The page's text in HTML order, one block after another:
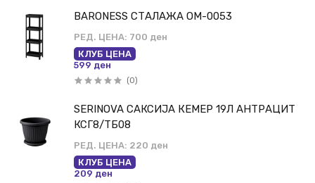
BARONESS СТАЛАЖА ОМ-0053
РЕД. ЦЕНА: 700 ден
КЛУБ ЦЕНА
599 ден
(0)
SERINOVA САКСИЈА КЕМЕР 19Л АНТРАЦИТ
КСГ8/ТБ08
РЕД. ЦЕНА: 220 ден
КЛУБ ЦЕНА
209 ден